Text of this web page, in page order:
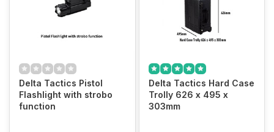
Delta Tactics Pistol
Flashlight with strobo
function
Delta Tactics Hard Case
Trolly 626 x 495 x
303mm